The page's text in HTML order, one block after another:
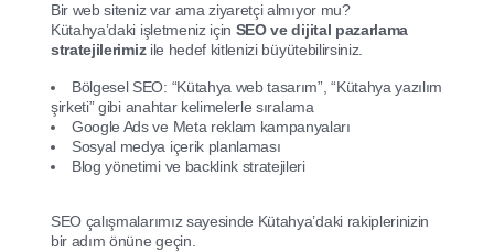
Bir web siteniz var ama ziyaretçi almıyor mu?
Kütahya’daki işletmeniz için SEO ve dijital pazarlama
stratejilerimizile hedef kitlenizi büyütebilirsiniz.
Bölgesel SEO: “Kütahya web tasarım”, “Kütahya yazılım
şirketi” gibi anahtar kelimelerle sıralama
Google Ads ve Meta reklam kampanyaları
Sosyal medya içerik planlaması
Blog yönetimi ve backlink stratejileri
SEO çalışmalarımız sayesinde Kütahya’daki rakiplerinizin
bir adım önüne geçin.